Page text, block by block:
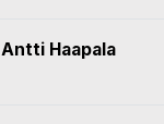
Antti Haapala